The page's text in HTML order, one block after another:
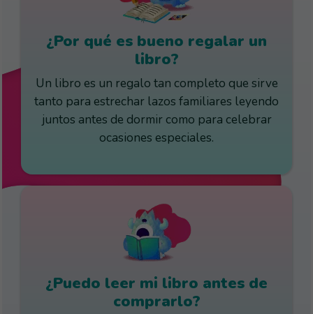
¿Por qué es bueno regalar un
libro?
Un libro es un regalo tan completo que sirve
tanto para estrechar lazos familiares leyendo
juntos antes de dormir como para celebrar
ocasiones especiales.
¿Puedo leer mi libro antes de
comprarlo?